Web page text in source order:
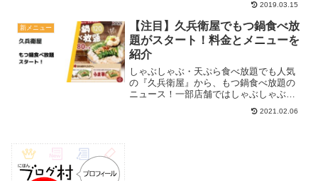
で禁煙)(14〜23時まで喫煙可)関連：デカ
盛りの記事一覧 関連：食...
2019.03.15
新メニュー
【注目】久兵衛屋でもつ鍋食べ放
題がスタート！料金とメニューを
紹介
しゃぶしゃぶ・天ぷら食べ放題でも人気
の『久兵衛屋』から、もつ鍋食べ放題の
ニュース！一部店舗ではしゃぶしゃぶの
食べ放題が休止されたので、対象店舗と
共にお伝えしますね。記事内のメニュー
2021.02.06